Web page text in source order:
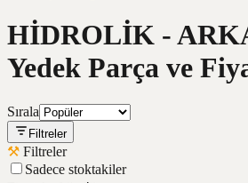
HİDROLİK -
Yedek Parça ve
Sırala
Filtreler
⚒ Filtreler
Sadece stoktakiler